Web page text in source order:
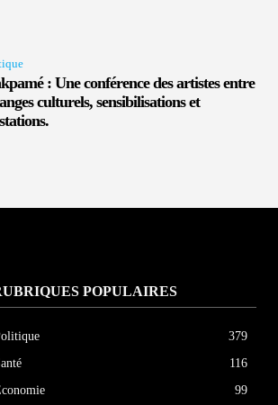
: Une conférence des artistes entre
culturels, sensibilisations et
POPULAIRES
379
116
99